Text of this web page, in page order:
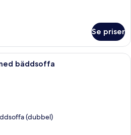
Se priser
Ett modernt hotellrum med en stor
bäddsoffa
(dubbel)